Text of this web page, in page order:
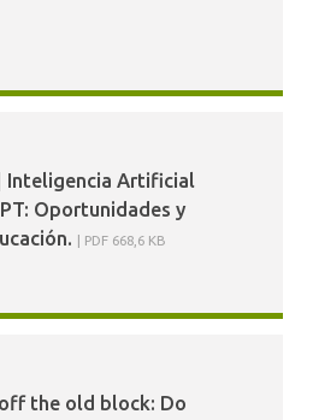
Inteligencia Artificial
Oportunidades y
PDF 668,6 KB
the old block: Do